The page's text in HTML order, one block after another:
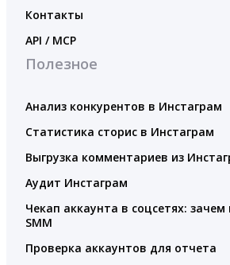
Контакты
API / MCP
Полезное
Анализ конкурентов в Инстаграм
Статистика сторис в Инстаграм
Выгрузка комментариев из
Аудит Инстаграм
Чекап аккаунта в соцсетях:
SMM
Проверка аккаунтов для отчета